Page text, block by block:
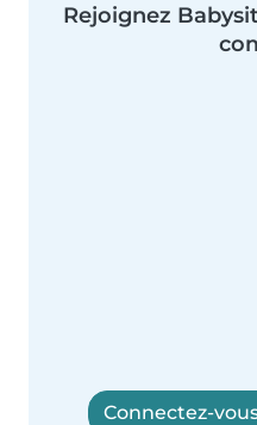
Rejoignez
Connectez-